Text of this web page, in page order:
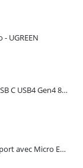
- UGREEN
Câble 240W Câble USB-C vers USB C USB4 Gen4 80Gbps pour Thunderbolt 5/4/3, Premium 18K double écran triple 4K PD3.1 - UGREEN
Écouteurs Bluetooth ouverts Sport avec Micro ENC IPX5 – HiTune S3 UGREEN 45785